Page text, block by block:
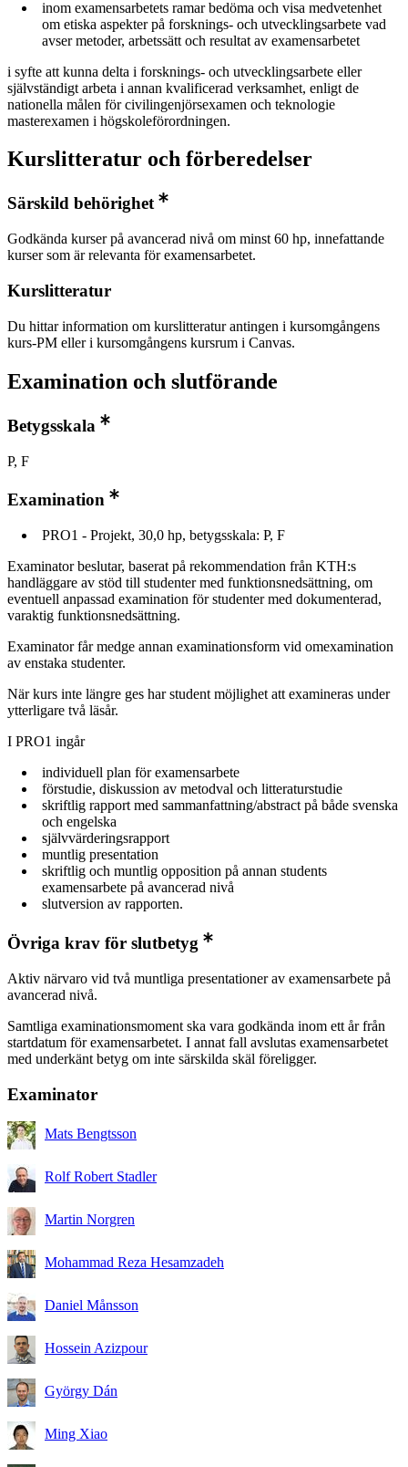
inom examensarbetets ramar bedöma och visa medvetenhet
om etiska aspekter på forsknings- och utvecklingsarbete vad
avser metoder, arbetssätt och resultat av examensarbetet
i syfte att kunna delta i forsknings- och utvecklingsarbete eller
självständigt arbeta i annan kvalificerad verksamhet, enligt de
nationella målen för civilingenjörsexamen och teknologie
masterexamen i högskoleförordningen.
Kurslitteratur och förberedelser
Särskild behörighet
Godkända kurser på avancerad nivå om minst 60 hp, innefattande
kurser som är relevanta för examensarbetet.
Kurslitteratur
Du hittar information om kurslitteratur antingen i kursomgångens
kurs-PM eller i kursomgångens kursrum i Canvas.
Examination och slutförande
Betygsskala
P, F
Examination
PRO1 - Projekt, 30,0 hp, betygsskala: P, F
Examinator beslutar, baserat på rekommendation från KTH:s
handläggare av stöd till studenter med funktionsnedsättning, om
eventuell anpassad examination för studenter med dokumenterad,
varaktig funktionsnedsättning.
Examinator får medge annan examinationsform vid omexamination
av enstaka studenter.
När kurs inte längre ges har student möjlighet att examineras under
ytterligare två läsår.
I PRO1 ingår
individuell plan för examensarbete
förstudie, diskussion av metodval och litteraturstudie
skriftlig rapport med sammanfattning/abstract på både svenska
och engelska
självvärderingsrapport
muntlig presentation
skriftlig och muntlig opposition på annan students
examensarbete på avancerad nivå
slutversion av rapporten.
Övriga krav för slutbetyg
Aktiv närvaro vid två muntliga presentationer av examensarbete på
avancerad nivå.
Samtliga examinationsmoment ska vara godkända inom ett år från
startdatum för examensarbetet. I annat fall avslutas examensarbetet
med underkänt betyg om inte särskilda skäl föreligger.
Examinator
Mats Bengtsson
Rolf Robert Stadler
Martin Norgren
Mohammad Reza Hesamzadeh
Daniel Månsson
Hossein Azizpour
György Dán
Ming Xiao